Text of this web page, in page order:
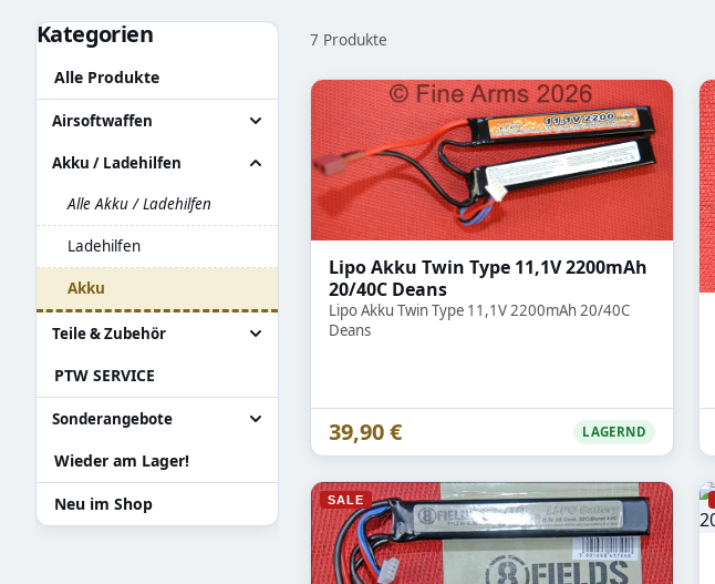
Kategorien
Alle Produkte
Airsoftwaffen
Alle Airsoftwaffen
Granatenwerfer
Sniper
Systema PTW
Akku / Ladehilfen
Alle Akku / Ladehilfen
Ladehilfen
Akku
Teile & Zubehör
Alle Teile & Zubehör
Zylinder Ersatzteile
Teile für Systema PTW
Gearbox / Teile Systema
PTW
PTW SERVICE
Sonderangebote
Alle Sonderangebote
Abverkauf Sonderposten
Wieder am Lager!
Neu im Shop
7 Produkte
Lipo Akku Twin Type 11,1V 2200mAh
20/40C Deans
Lipo Akku Twin Type 11,1V 2200mAh 20/40C
Deans
39,90 € LAGERND
SALE